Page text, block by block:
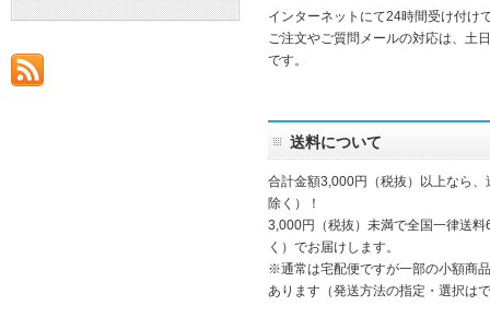
インターネットにて24時間受け付け
ご注文やご質問メールの対応は、土
です。
送料について
合計金額3,000円（税抜）以上なら
除く）！
3,000円（税抜）未満で全国一律送
く）でお届けします。
※通常は宅配便ですが一部の小額商
あります（発送方法の指定・選択は